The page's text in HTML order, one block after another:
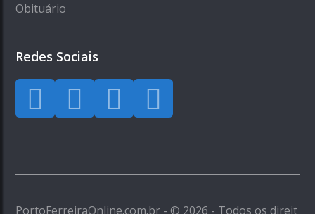
Obituário
Redes Sociais
PortoFerreiraOnline.com.br - © 2026 - Todos os direit